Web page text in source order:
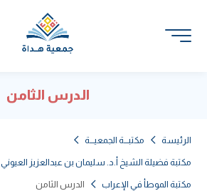
الدرس الثامن
الرئيسة مكتبـــة الجمعيـــة
مكتبة فضيلة الشيخ أ.د. سليمان بن عبدالعزيز العيوني
مكتبة الموطأ في الإعراب الدرس الثامن